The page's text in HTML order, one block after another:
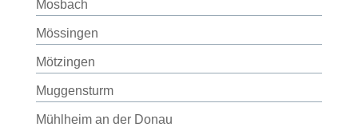
Mosbach
Mössingen
Mötzingen
Muggensturm
Mühlheim an der Donau